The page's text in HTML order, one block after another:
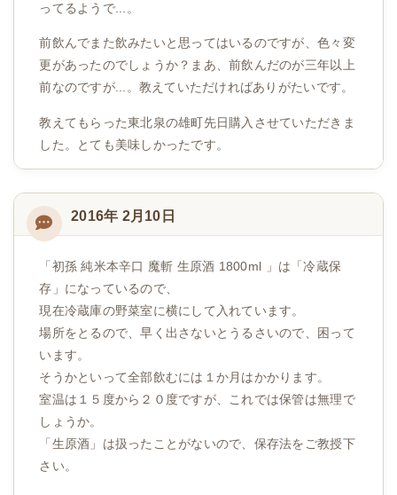
ってるようで...。
前飲んでまた飲みたいと思ってはいるのですが、色々変
更があったのでしょうか？まあ、前飲んだのが三年以上
前なのですが...。教えていただければありがたいです。
教えてもらった東北泉の雄町先日購入させていただきま
した。とても美味しかったです。
2016年 2月10日
「初孫 純米本辛口 魔斬 生原酒 1800ml 」は「冷蔵保
存」になっているので、
現在冷蔵庫の野菜室に横にして入れています。
場所をとるので、早く出さないとうるさいので、困って
います。
そうかといって全部飲むには１か月はかかります。
室温は１５度から２０度ですが、これでは保管は無理で
しょうか。
「生原酒」は扱ったことがないので、保存法をご教授下
さい。